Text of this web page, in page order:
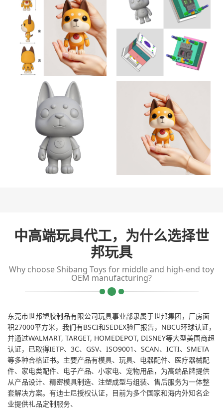
中高端玩具代工，为什么选择世
邦玩具
Why choose Shibang Toys for middle and high-end toy
OEM manufacturing?
东莞市世邦塑胶制品有限公司玩具事业部隶属于世邦集团，厂房面
积27000平方米，我们有BSCI和SEDEX验厂报告，NBCU环球认证，
并通过WALMART, TARGET, HOMEDEPOT, DISNEY等大型美国商超
认证，已取得IETP、3C、GSV、ISO9001、SCAN、ICTI、SMETA
等多种合格证书。主要产品有模具、玩具、电器配件、医疗器械配
件、家电类配件、电子产品、小家电、宠物用品，为高端品牌提供
从产品设计、精密模具制造、注塑成型与组装、售后服务为一体整
套解决方案。有迪士尼授权认证，目前为多个国家和海内外知名企
业提供礼品定制服务、